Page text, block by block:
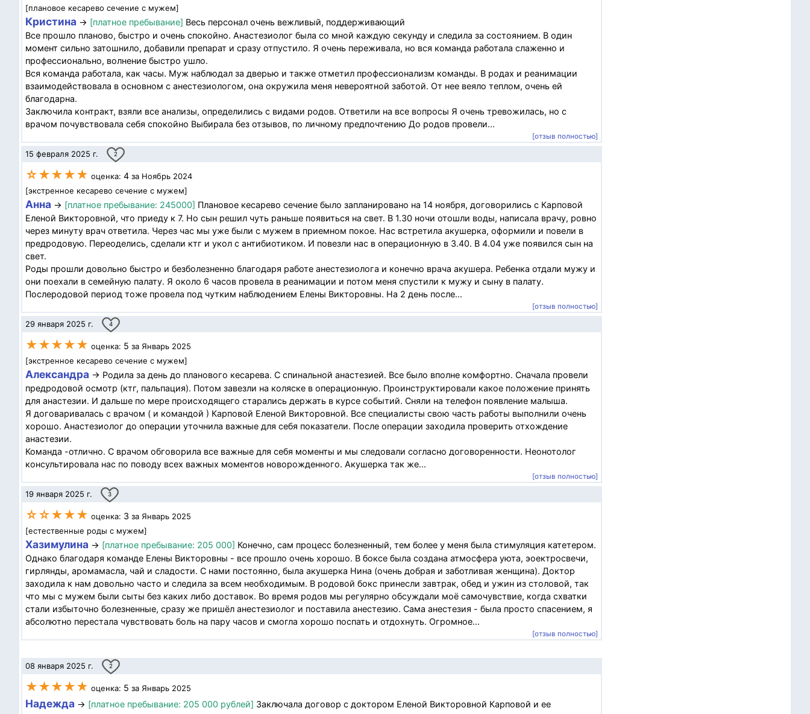
[плановое кесарево сечение с мужем]
Кристина → [платное пребывание] Весь персонал очень вежливый, поддерживающий
Все прошло планово, быстро и очень спокойно. Анастезиолог была со мной каждую секунду и следила за состоянием. В один
момент сильно затошнило, добавили препарат и сразу отпустило. Я очень переживала, но вся команда работала слаженно и
профессионально, волнение быстро ушло.
Вся команда работала, как часы. Муж наблюдал за дверью и также отметил профессионализм команды. В родах и реанимации
взаимодействовала в основном с анестезиологом, она окружила меня невероятной заботой. От нее веяло теплом, очень ей
благодарна.
Заключила контракт, взяли все анализы, определились с видами родов. Ответили на все вопросы Я очень тревожилась, но с
врачом почувствовала себя спокойно Выбирала без отзывов, по личному предпочтению До родов провели...
[отзыв полностью]
15 февраля 2025 г. 2
☆★★★★ оценка: 4 за Ноябрь 2024
[экстренное кесарево сечение с мужем]
Анна → [платное пребывание: 245000] Плановое кесарево сечение было запланировано на 14 ноября, договорились с Карповой
Еленой Викторовной, что приеду к 7. Но сын решил чуть раньше появиться на свет. В 1.30 ночи отошли воды, написала врачу, ровно
через минуту врач ответила. Через час мы уже были с мужем в приемном покое. Нас встретила акушерка, оформили и повели в
предродовую. Переоделись, сделали ктг и укол с антибиотиком. И повезли нас в операционную в 3.40. В 4.04 уже появился сын на
свет.
Роды прошли довольно быстро и безболезненно благодаря работе анестезиолога и конечно врача акушера. Ребенка отдали мужу и
они поехали в семейную палату. Я около 6 часов провела в реанимации и потом меня спустили к мужу и сыну в палату.
Послеродовой период тоже провела под чутким наблюдением Елены Викторовны. На 2 день после...
[отзыв полностью]
29 января 2025 г. 4
★★★★★ оценка: 5 за Январь 2025
[экстренное кесарево сечение с мужем]
Александра → Родила за день до планового кесарева. С спинальной анастезией. Все было вполне комфортно. Сначала провели
предродовой осмотр (ктг, пальпация). Потом завезли на коляске в операционную. Проинструктировали какое положение принять
для анастезии. И дальше по мере происходящего старались держать в курсе событий. Сняли на телефон появление малыша.
Я договаривалась с врачом ( и командой ) Карповой Еленой Викторовной. Все специалисты свою часть работы выполнили очень
хорошо. Анастезиолог до операции уточнила важные для себя показатели. После операции заходила проверить отхождение
анастезии.
Команда -отлично. С врачом обговорила все важные для себя моменты и мы следовали согласно договоренности. Неонотолог
консультировала нас по поводу всех важных моментов новорожденного. Акушерка так же...
[отзыв полностью]
19 января 2025 г. 3
☆☆★★★ оценка: 3 за Январь 2025
[естественные роды с мужем]
Хазимулина → [платное пребывание: 205 000] Конечно, сам процесс болезненный, тем более у меня была стимуляция катетером.
Однако благодаря команде Елены Викторовны - все прошло очень хорошо. В боксе была создана атмосфера уюта, эоектросвечи,
гирлянды, аромамасла, чай и сладости. С нами постоянно, была акушерка Нина (очень добрая и заботливая женщина). Доктор
заходила к нам довольно часто и следила за всем необходимым. В родовой бокс принесли завтрак, обед и ужин из столовой, так
что мы с мужем были сыты без каких либо доставок. Во время родов мы регулярно обсуждали моё самочувствие, когда схватки
стали избыточно болезненные, сразу же пришёл анестезиолог и поставила анестезию. Сама анестезия - была просто спасением, я
абсолютно перестала чувствовать боль на пару часов и смогла хорошо поспать и отдохнуть. Огромное...
[отзыв полностью]
08 января 2025 г. 2
★★★★★ оценка: 5 за Январь 2025
Надежда → [платное пребывание: 205 000 рублей] Заключала договор с доктором Еленой Викторовной Карповой и ее